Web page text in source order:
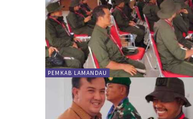
PEMKAB LAMANDAU